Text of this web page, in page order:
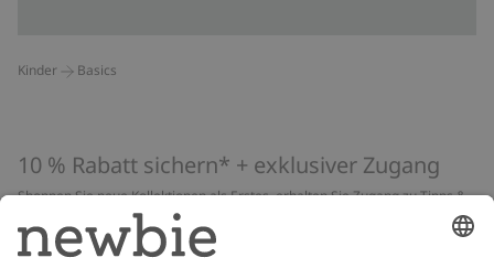
Kinder Basics
10 % Rabatt sichern* + exklusiver Zugang
Shoppen Sie neue Kollektionen als Erstes, erhalten Sie Zugang zu Tipps &
Guides und profitieren Sie von exklusiven Angeboten
*Gilt nur für deine erste Bestellung und ist nicht mit anderen Rabatten
oder Angeboten kombinierbar. Gilt nicht für limitierte Artikel. Lies unsere